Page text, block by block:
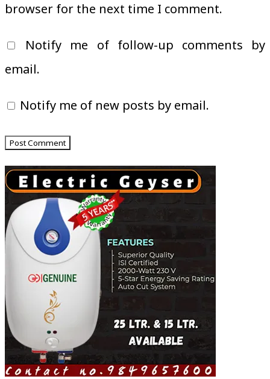
browser for the next time I comment.
Notify me of follow-up comments by
email.
Notify me of new posts by email.